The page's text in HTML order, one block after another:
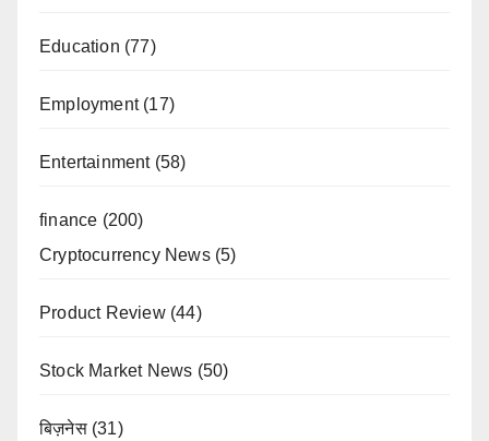
Education (77)
Employment(17)
Entertainment(58)
finance (200)
Cryptocurrency News(5)
Product Review(44)
Stock Market News (50)
बिज़नेस(31)